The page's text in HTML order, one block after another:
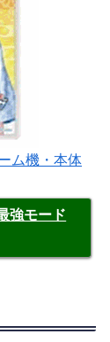
ム機・本体
強モード